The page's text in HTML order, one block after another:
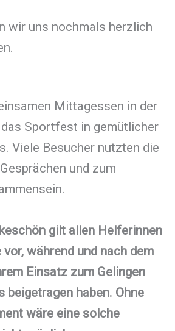
wir uns nochmals herzlich
Mittagessen in der
Sportfest in gemütlicher
Viele Besucher nutzten die
und zum
gilt allen Helferinnen
während und nach dem
Einsatz zum Gelingen
haben. Ohne
wäre eine solche